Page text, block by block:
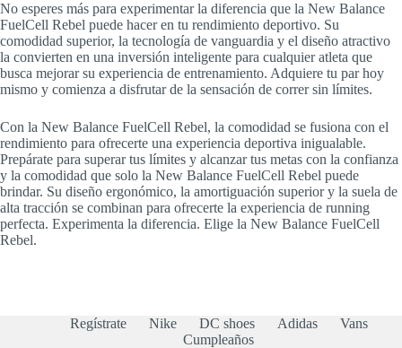
No esperes más para experimentar la diferencia que la New Balance
FuelCell Rebel puede hacer en tu rendimiento deportivo. Su
comodidad superior, la tecnología de vanguardia y el diseño atractivo
la convierten en una inversión inteligente para cualquier atleta que
busca mejorar su experiencia de entrenamiento. Adquiere tu par hoy
mismo y comienza a disfrutar de la sensación de correr sin límites.
Con la New Balance FuelCell Rebel, la comodidad se fusiona con el
rendimiento para ofrecerte una experiencia deportiva inigualable.
Prepárate para superar tus límites y alcanzar tus metas con la confianza
y la comodidad que solo la New Balance FuelCell Rebel puede
brindar. Su diseño ergonómico, la amortiguación superior y la suela de
alta tracción se combinan para ofrecerte la experiencia de running
perfecta. Experimenta la diferencia. Elige la New Balance FuelCell
Rebel.
Regístrate Nike DC shoes Adidas
Vans
Cumpleaños